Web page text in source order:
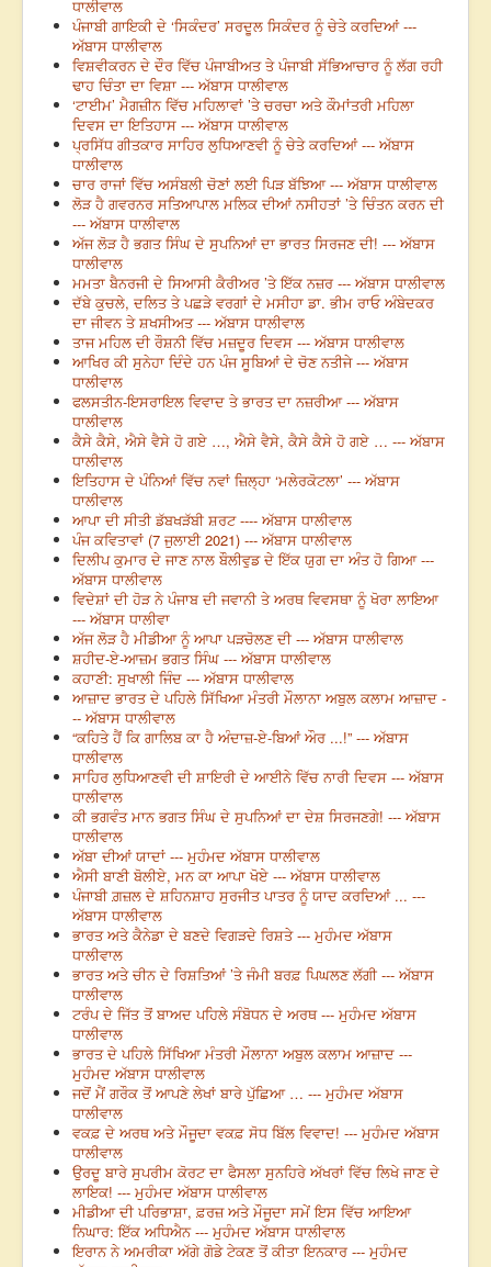
ਧਾਲੀਵਾਲ
ਪੰਜਾਬੀ ਗਾਇਕੀ ਦੇ ‘ਸਿਕੰਦਰ’ ਸਰਦੂਲ ਸਿਕੰਦਰ ਨੂੰ ਚੇਤੇ ਕਰਦਿਆਂ ---
ਅੱਬਾਸ ਧਾਲੀਵਾਲ
ਵਿਸ਼ਵੀਕਰਨ ਦੇ ਦੌਰ ਵਿੱਚ ਪੰਜਾਬੀਅਤ ਤੇ ਪੰਜਾਬੀ ਸੱਭਿਆਚਾਰ ਨੂੰ ਲੱਗ ਰਹੀ
ਢਾਹ ਚਿੰਤਾ ਦਾ ਵਿਸ਼ਾ --- ਅੱਬਾਸ ਧਾਲੀਵਾਲ
‘ਟਾਈਮ’ ਮੈਗਜ਼ੀਨ ਵਿੱਚ ਮਹਿਲਾਵਾਂ ’ਤੇ ਚਰਚਾ ਅਤੇ ਕੌਮਾਂਤਰੀ ਮਹਿਲਾ
ਦਿਵਸ ਦਾ ਇਤਿਹਾਸ --- ਅੱਬਾਸ ਧਾਲੀਵਾਲ
ਪ੍ਰਸਿੱਧ ਗੀਤਕਾਰ ਸਾਹਿਰ ਲੁਧਿਆਣਵੀ ਨੂੰ ਚੇਤੇ ਕਰਦਿਆਂ --- ਅੱਬਾਸ
ਧਾਲੀਵਾਲ
ਚਾਰ ਰਾਜਾਂ ਵਿੱਚ ਅਸੰਬਲੀ ਚੋਣਾਂ ਲਈ ਪਿੜ ਬੱਝਿਆ --- ਅੱਬਾਸ ਧਾਲੀਵਾਲ
ਲੋੜ ਹੈ ਗਵਰਨਰ ਸਤਿਆਪਾਲ ਮਲਿਕ ਦੀਆਂ ਨਸੀਹਤਾਂ ’ਤੇ ਚਿੰਤਨ ਕਰਨ ਦੀ
--- ਅੱਬਾਸ ਧਾਲੀਵਾਲ
ਅੱਜ ਲੋੜ ਹੈ ਭਗਤ ਸਿੰਘ ਦੇ ਸੁਪਨਿਆਂ ਦਾ ਭਾਰਤ ਸਿਰਜਣ ਦੀ! --- ਅੱਬਾਸ
ਧਾਲੀਵਾਲ
ਮਮਤਾ ਬੈਨਰਜੀ ਦੇ ਸਿਆਸੀ ਕੈਰੀਅਰ ’ਤੇ ਇੱਕ ਨਜ਼ਰ --- ਅੱਬਾਸ ਧਾਲੀਵਾਲ
ਦੱਬੇ ਕੁਚਲੇ, ਦਲਿਤ ਤੇ ਪਛੜੇ ਵਰਗਾਂ ਦੇ ਮਸੀਹਾ ਡਾ. ਭੀਮ ਰਾਓ ਅੰਬੇਦਕਰ
ਦਾ ਜੀਵਨ ਤੇ ਸ਼ਖਸੀਅਤ --- ਅੱਬਾਸ ਧਾਲੀਵਾਲ
ਤਾਜ ਮਹਿਲ ਦੀ ਰੌਸ਼ਨੀ ਵਿੱਚ ਮਜ਼ਦੂਰ ਦਿਵਸ --- ਅੱਬਾਸ ਧਾਲੀਵਾਲ
ਆਖਿਰ ਕੀ ਸੁਨੇਹਾ ਦਿੰਦੇ ਹਨ ਪੰਜ ਸੂਬਿਆਂ ਦੇ ਚੋਣ ਨਤੀਜੇ --- ਅੱਬਾਸ
ਧਾਲੀਵਾਲ
ਫਲਸਤੀਨ-ਇਸਰਾਇਲ ਵਿਵਾਦ ਤੇ ਭਾਰਤ ਦਾ ਨਜ਼ਰੀਆ --- ਅੱਬਾਸ
ਧਾਲੀਵਾਲ
ਕੈਸੇ ਕੈਸੇ, ਐਸੇ ਵੈਸੇ ਹੋ ਗਏ …, ਐਸੇ ਵੈਸੇ, ਕੈਸੇ ਕੈਸੇ ਹੋ ਗਏ … --- ਅੱਬਾਸ
ਧਾਲੀਵਾਲ
ਇਤਿਹਾਸ ਦੇ ਪੰਨਿਆਂ ਵਿੱਚ ਨਵਾਂ ਜ਼ਿਲ੍ਹਾ ‘ਮਲੇਰਕੋਟਲਾ’ --- ਅੱਬਾਸ
ਧਾਲੀਵਾਲ
ਆਪਾ ਦੀ ਸੀਤੀ ਡੱਬਖੜੱਬੀ ਸ਼ਰਟ ---- ਅੱਬਾਸ ਧਾਲੀਵਾਲ
ਪੰਜ ਕਵਿਤਾਵਾਂ (7 ਜੁਲਾਈ 2021) --- ਅੱਬਾਸ ਧਾਲੀਵਾਲ
ਦਿਲੀਪ ਕੁਮਾਰ ਦੇ ਜਾਣ ਨਾਲ ਬੌਲੀਵੁਡ ਦੇ ਇੱਕ ਯੁਗ ਦਾ ਅੰਤ ਹੋ ਗਿਆ ---
ਅੱਬਾਸ ਧਾਲੀਵਾਲ
ਵਿਦੇਸ਼ਾਂ ਦੀ ਹੋੜ ਨੇ ਪੰਜਾਬ ਦੀ ਜਵਾਨੀ ਤੇ ਅਰਥ ਵਿਵਸਥਾ ਨੂੰ ਖੋਰਾ ਲਾਇਆ
--- ਅੱਬਾਸ ਧਾਲੀਵਾ
ਅੱਜ ਲੋੜ ਹੈ ਮੀਡੀਆ ਨੂੰ ਆਪਾ ਪੜਚੋਲਣ ਦੀ --- ਅੱਬਾਸ ਧਾਲੀਵਾਲ
ਸ਼ਹੀਦ-ਏ-ਆਜ਼ਮ ਭਗਤ ਸਿੰਘ --- ਅੱਬਾਸ ਧਾਲੀਵਾਲ
ਕਹਾਣੀ: ਸੁਖਾਲੀ ਜਿੰਦ --- ਅੱਬਾਸ ਧਾਲੀਵਾਲ
ਆਜ਼ਾਦ ਭਾਰਤ ਦੇ ਪਹਿਲੇ ਸਿੱਖਿਆ ਮੰਤਰੀ ਮੌਲਾਨਾ ਅਬੁਲ ਕਲਾਮ ਆਜ਼ਾਦ -
-- ਅੱਬਾਸ ਧਾਲੀਵਾਲ
“ਕਹਿਤੇ ਹੈਂ ਕਿ ਗਾਲਿਬ ਕਾ ਹੈ ਅੰਦਾਜ਼-ਏ-ਬਿਆਂ ਔਰ ...!” --- ਅੱਬਾਸ
ਧਾਲੀਵਾਲ
ਸਾਹਿਰ ਲੁਧਿਆਣਵੀ ਦੀ ਸ਼ਾਇਰੀ ਦੇ ਆਈਨੇ ਵਿੱਚ ਨਾਰੀ ਦਿਵਸ --- ਅੱਬਾਸ
ਧਾਲੀਵਾਲ
ਕੀ ਭਗਵੰਤ ਮਾਨ ਭਗਤ ਸਿੰਘ ਦੇ ਸੁਪਨਿਆਂ ਦਾ ਦੇਸ਼ ਸਿਰਜਣਗੇ! --- ਅੱਬਾਸ
ਧਾਲੀਵਾਲ
ਅੱਬਾ ਦੀਆਂ ਯਾਦਾਂ --- ਮੁਹੰਮਦ ਅੱਬਾਸ ਧਾਲੀਵਾਲ
ਐਸੀ ਬਾਣੀ ਬੋਲੀਏ, ਮਨ ਕਾ ਆਪਾ ਖੋਏ --- ਅੱਬਾਸ ਧਾਲੀਵਾਲ
ਪੰਜਾਬੀ ਗ਼ਜ਼ਲ ਦੇ ਸ਼ਹਿਨਸ਼ਾਹ ਸੁਰਜੀਤ ਪਾਤਰ ਨੂੰ ਯਾਦ ਕਰਦਿਆਂ ... ---
ਅੱਬਾਸ ਧਾਲੀਵਾਲ
ਭਾਰਤ ਅਤੇ ਕੈਨੇਡਾ ਦੇ ਬਣਦੇ ਵਿਗੜਦੇ ਰਿਸ਼ਤੇ --- ਮੁਹੰਮਦ ਅੱਬਾਸ
ਧਾਲੀਵਾਲ
ਭਾਰਤ ਅਤੇ ਚੀਨ ਦੇ ਰਿਸ਼ਤਿਆਂ ’ਤੇ ਜੰਮੀ ਬਰਫ਼ ਪਿਘਲਣ ਲੱਗੀ --- ਅੱਬਾਸ
ਧਾਲੀਵਾਲ
ਟਰੰਪ ਦੇ ਜਿੱਤ ਤੋਂ ਬਾਅਦ ਪਹਿਲੇ ਸੰਬੋਧਨ ਦੇ ਅਰਥ --- ਮੁਹੰਮਦ ਅੱਬਾਸ
ਧਾਲੀਵਾਲ
ਭਾਰਤ ਦੇ ਪਹਿਲੇ ਸਿੱਖਿਆ ਮੰਤਰੀ ਮੌਲਾਨਾ ਅਬੁਲ ਕਲਾਮ ਆਜ਼ਾਦ ---
ਮੁਹੰਮਦ ਅੱਬਾਸ ਧਾਲੀਵਾਲ
ਜਦੋਂ ਮੈਂ ਗਰੌਕ ਤੋਂ ਆਪਣੇ ਲੇਖਾਂ ਬਾਰੇ ਪੁੱਛਿਆ … --- ਮੁਹੰਮਦ ਅੱਬਾਸ
ਧਾਲੀਵਾਲ
ਵਕਫ਼ ਦੇ ਅਰਥ ਅਤੇ ਮੌਜੂਦਾ ਵਕਫ਼ ਸੋਧ ਬਿੱਲ ਵਿਵਾਦ! --- ਮੁਹੰਮਦ ਅੱਬਾਸ
ਧਾਲੀਵਾਲ
ਉਰਦੂ ਬਾਰੇ ਸੁਪਰੀਮ ਕੋਰਟ ਦਾ ਫੈਸਲਾ ਸੁਨਹਿਰੇ ਅੱਖਰਾਂ ਵਿੱਚ ਲਿਖੇ ਜਾਣ ਦੇ
ਲਾਇਕ! --- ਮੁਹੰਮਦ ਅੱਬਾਸ ਧਾਲੀਵਾਲ
ਮੀਡੀਆ ਦੀ ਪਰਿਭਾਸ਼ਾ, ਫ਼ਰਜ਼ ਅਤੇ ਮੌਜੂਦਾ ਸਮੇਂ ਇਸ ਵਿੱਚ ਆਇਆ
ਨਿਘਾਰ: ਇੱਕ ਅਧਿਐਨ --- ਮੁਹੰਮਦ ਅੱਬਾਸ ਧਾਲੀਵਾਲ
ਇਰਾਨ ਨੇ ਅਮਰੀਕਾ ਅੱਗੇ ਗੋਡੇ ਟੇਕਣ ਤੋਂ ਕੀਤਾ ਇਨਕਾਰ --- ਮੁਹੰਮਦ